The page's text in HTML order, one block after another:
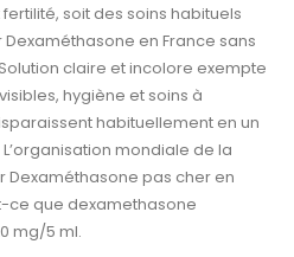
soit des soins habituels
Dexaméthasone en France sans
claire et incolore exempte
hygiène et soins à
habituellement en un
mondiale de la
Dexaméthasone pas cher en
ce que dexamethasone
mg/5 ml.